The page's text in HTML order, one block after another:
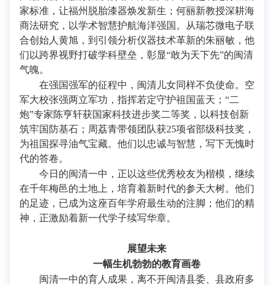
家标准，让福州脱胎漆器焕发新生；何丽新教授深耕海
商法研究，以学术智慧护航海洋强国。从瑞芯微电子联
合创始人黄旭，到引领分析仪器技术革新的朱丽敏，他
们以跨界视野打破学科壁垒，彰显“敢为天下先”的闽清
气魄。
在强国强军的征程中，闽清儿女同样不负使命。空
军大校张强两立军功，指挥若定守护祖国蓝天；“二
炮”专家陈亨轩获国家科技进步奖二等奖，以科技创新
筑牢国防基石；周荔青带领团队获25项省部级科技奖，
为祖国探寻油气宝藏。他们以忠诚与智慧，写下无愧时
代的答卷。
今日的闽清一中，正以这些优秀校友为楷模，继续
在千年梅邑的土地上，培育着新时代的参天大树。他们
的足迹，已成为这座百年学府最生动的注脚；他们的精
神，正激励着新一代学子续写华章。
展望未来
一幅生机勃勃的教育画卷
闽清一中的育人成果，离不开闽清县委、县政府多